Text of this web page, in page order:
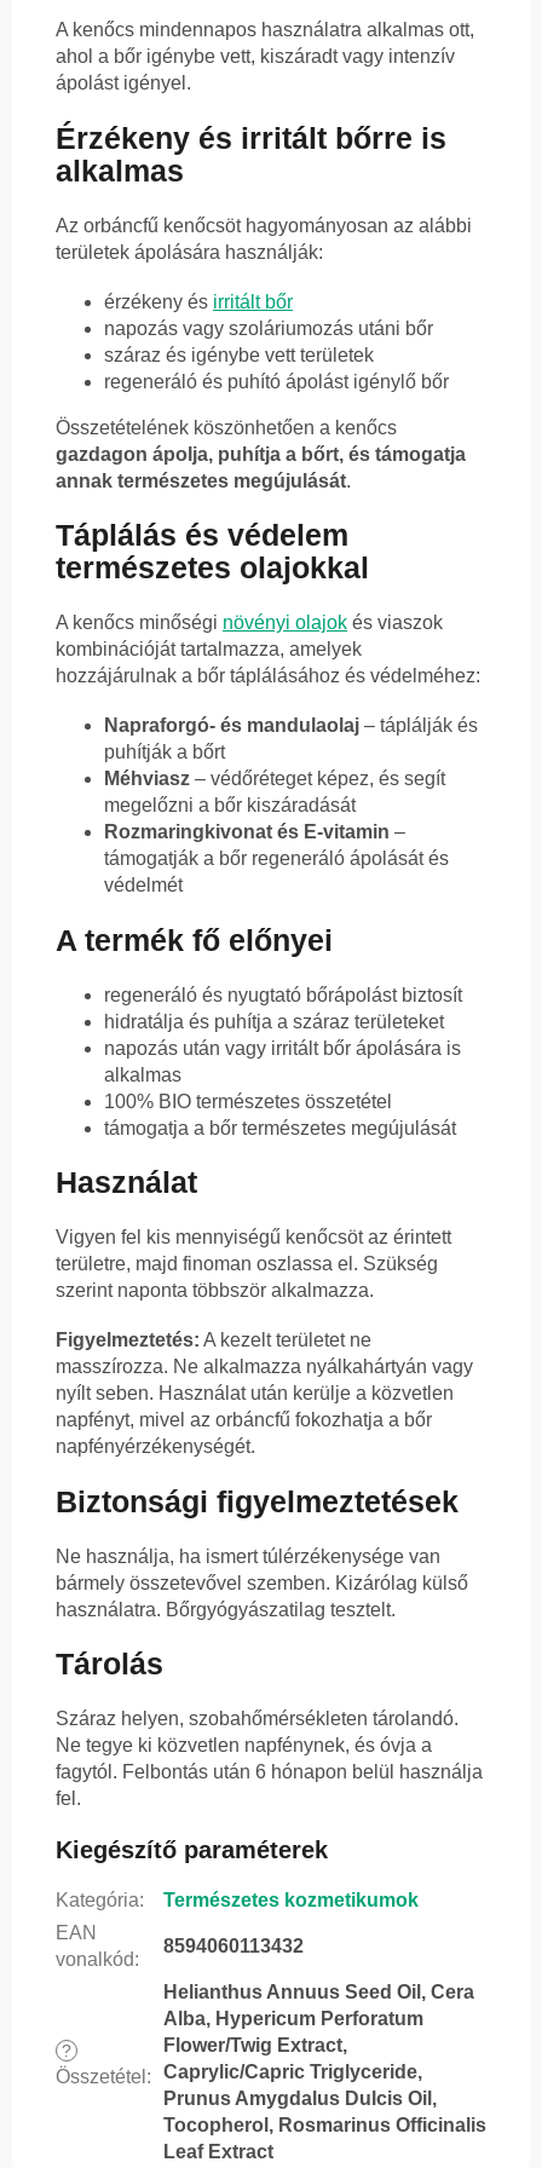
A kenőcs mindennapos használatra alkalmas ott,
ahol a bőr igénybe vett, kiszáradt vagy intenzív
ápolást igényel.
Érzékeny és irritált bőrre is
alkalmas
Az orbáncfű kenőcsöt hagyományosan az alábbi
területek ápolására használják:
érzékeny és irritált bőr
napozás vagy szoláriumozás utáni bőr
száraz és igénybe vett területek
regeneráló és puhító ápolást igénylő bőr
Összetételének köszönhetően a kenőcs
gazdagon ápolja, puhítja a bőrt, és támogatja
annak természetes megújulását.
Táplálás és védelem
természetes olajokkal
A kenőcs minőségi növényi olajok és viaszok
kombinációját tartalmazza, amelyek
hozzájárulnak a bőr táplálásához és védelméhez:
Napraforgó- és mandulaolaj – táplálják és
puhítják a bőrt
Méhviasz – védőréteget képez, és segít
megelőzni a bőr kiszáradását
Rozmaringkivonat és E-vitamin –
támogatják a bőr regeneráló ápolását és
védelmét
A termék fő előnyei
regeneráló és nyugtató bőrápolást biztosít
hidratálja és puhítja a száraz területeket
napozás után vagy irritált bőr ápolására is
alkalmas
100% BIO természetes összetétel
támogatja a bőr természetes megújulását
Használat
Vigyen fel kis mennyiségű kenőcsöt az érintett
területre, majd finoman oszlassa el. Szükség
szerint naponta többször alkalmazza.
Figyelmeztetés: A kezelt területet ne
masszírozza. Ne alkalmazza nyálkahártyán vagy
nyílt seben. Használat után kerülje a közvetlen
napfényt, mivel az orbáncfű fokozhatja a bőr
napfényérzékenységét.
Biztonsági figyelmeztetések
Ne használja, ha ismert túlérzékenysége van
bármely összetevővel szemben. Kizárólag külső
használatra. Bőrgyógyászatilag tesztelt.
Tárolás
Száraz helyen, szobahőmérsékleten tárolandó.
Ne tegye ki közvetlen napfénynek, és óvja a
fagytól. Felbontás után 6 hónapon belül használja
fel.
Kiegészítő paraméterek
Kategória:
Természetes kozmetikumok
EAN
vonalkód:
8594060113432
?
Összetétel :
Helianthus Annuus Seed Oil, Cera
Alba, Hypericum Perforatum
Flower/Twig Extract,
Caprylic/Capric Triglyceride,
Prunus Amygdalus Dulcis Oil,
Tocopherol, Rosmarinus Officinalis
Leaf Extract